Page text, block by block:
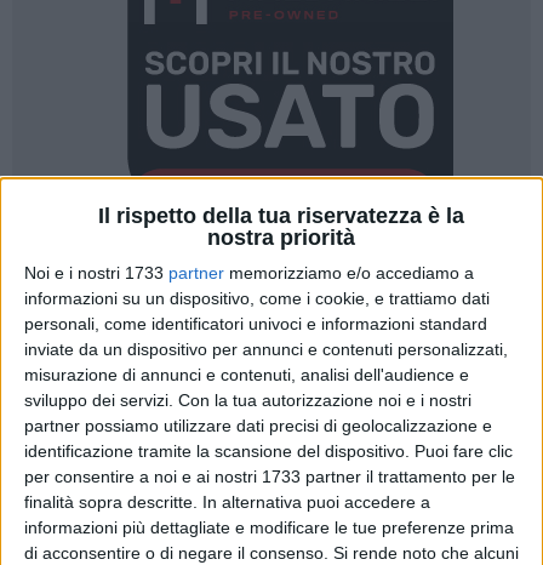
Il rispetto della tua riservatezza è la
nostra priorità
Noi e i nostri 1733 partner memorizziamo e/o accediamo a
informazioni su un dispositivo, come i cookie, e trattiamo dati
personali, come identificatori univoci e informazioni standard
inviate da un dispositivo per annunci e contenuti personalizzati,
misurazione di annunci e contenuti, analisi dell'audience e
sviluppo dei servizi. Con la tua autorizzazione noi e i nostri
partner possiamo utilizzare dati precisi di geolocalizzazione e
identificazione tramite la scansione del dispositivo. Puoi fare clic
per consentire a noi e ai nostri 1733 partner il trattamento per le
finalità sopra descritte. In alternativa puoi accedere a
informazioni più dettagliate e modificare le tue preferenze prima
di acconsentire o di negare il consenso. Si rende noto che alcuni
2
Oggi, in occasione della Giornata dell'Unità Nazionale e delle
Forze Armate, abbiamo onorato la memoria dei Caduti di
tutte le guerre con una cerimonia solenne. La sindaca Maria
Laura Mancini, rivolgendosi agli studenti, ha sottolineato
l'importanza dei diritti che oggi diamo per acquisiti,
ricordando i sacrifici di quei giovani del 1899, che